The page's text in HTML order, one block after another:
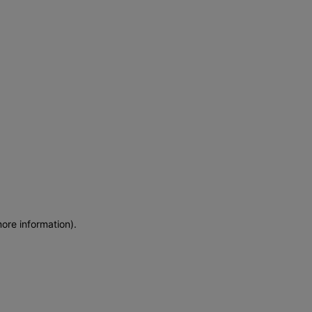
information).